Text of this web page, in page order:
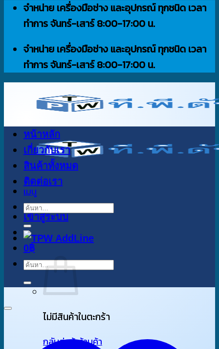
จำหน่าย เครื่องมือช่าง และอุปกรณ์ ทุกชนิด เวลา
ทำการ จันทร์-เสาร์ 8:00-17:00 น.
จำหน่าย เครื่องมือช่าง และอุปกรณ์ ทุกชนิด เวลา
ทำการ จันทร์-เสาร์ 8:00-17:00 น.
เมนู
เข้าสู่ระบบ
0฿
ไม่มีสินค้าในตะกร้า
กลับสู่หน้าร้านค้า
หน้าหลัก
เกี่ยวกับเรา
สินค้าทั้งหมด
ติดต่อเรา
ค้นหา:
ค้นหา: